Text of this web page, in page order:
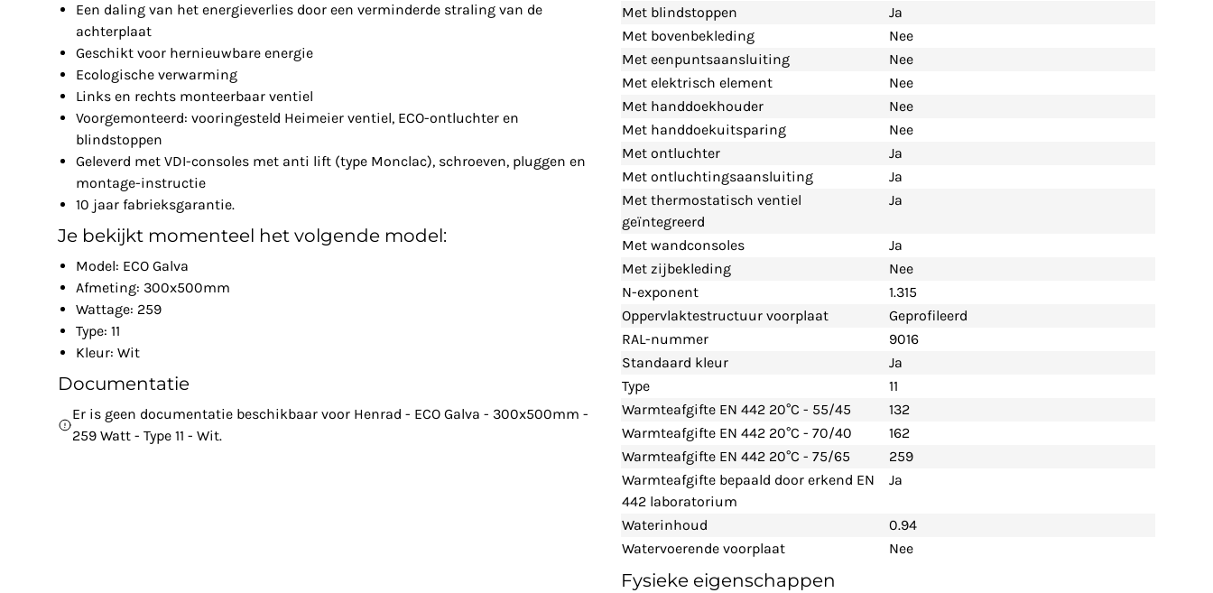
Een daling van het energieverlies door een verminderde straling van de
achterplaat
Geschikt voor hernieuwbare energie
Ecologische verwarming
Links en rechts monteerbaar ventiel
Voorgemonteerd: vooringesteld Heimeier ventiel, ECO-ontluchter en
blindstoppen
Geleverd met VDI-consoles met anti lift (type Monclac), schroeven, pluggen en
montage-instructie
10 jaar fabrieksgarantie.
Je bekijkt momenteel het volgende model:
Model: ECO Galva
Afmeting: 300x500mm
Wattage: 259
Type: 11
Kleur: Wit
Documentatie
Er is geen documentatie beschikbaar voor Henrad - ECO Galva - 300x500mm -
259 Watt - Type 11 - Wit.
Met blindstoppen
Ja
Met bovenbekleding
Nee
Met eenpuntsaansluiting
Nee
Met elektrisch element
Nee
Met handdoekhouder
Nee
Met handdoekuitsparing
Nee
Met ontluchter
Ja
Met ontluchtingsaansluiting
Ja
Met thermostatisch ventiel
geïntegreerd
Ja
Met wandconsoles
Ja
Met zijbekleding
Nee
N-exponent
1.315
Oppervlaktestructuur voorplaat
Geprofileerd
RAL-nummer
9016
Standaard kleur
Ja
Type
11
Warmteafgifte EN 442 20°C - 55/45
132
Warmteafgifte EN 442 20°C - 70/40
162
Warmteafgifte EN 442 20°C - 75/65
259
Warmteafgifte bepaald door erkend EN
442 laboratorium
Ja
Waterinhoud
0.94
Watervoerende voorplaat
Nee
Fysieke eigenschappen